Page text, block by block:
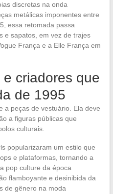
discretas na onda
metálicas imponentes entre
essa retomada passa
e sapatos, em vez de trajes
França e a Elle França em
criadores que
de 1995
a peças de vestuário. Ela deve
a figuras públicas que
culturais.
popularizaram um estilo que
e plataformas, tornando a
pop culture da época
flamboyante e desinibida da
de gênero na moda